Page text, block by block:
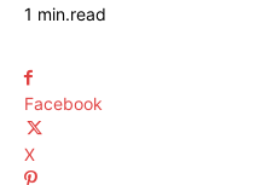
1 min.read
Facebook
X